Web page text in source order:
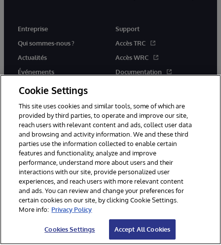
Entreprise
Qui sommes-nous ?
Actualités
Événements
Rejoignez-nous
Support
Accès TRC
Accès WRC
Documentation
© 1996-2026 InterSystems Corporation, Boston, MA. Tous droits
réservés.
Mentions légales
Déclaration de confidentialité d'InterSystems Corporation
Garantie
Accessibilité
Cookie Settings
This site uses cookies and similar tools, some of which are
provided by third parties, to operate and improve our site,
reach users with relevant content and ads, collect user data
and browsing and activity information. We and these third
parties use the information collected to enable certain
features and functionality, analyze and improve
performance, understand more about users and their
interactions with our site, provide personalized user
experiences, and reach users with more relevant content
and ads. You can review and change your preferences for
certain cookies on our site, by clicking Cookie Settings.
More info: Privacy Policy
Cookies Settings Accept All Cookies